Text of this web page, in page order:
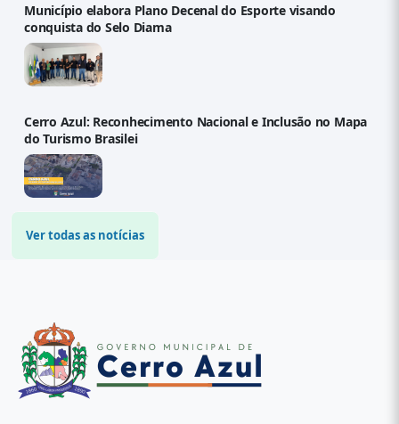
Município elabora Plano Decenal do Esporte visando
conquista do Selo Diama
Cerro Azul: Reconhecimento Nacional e Inclusão no Mapa
do Turismo Brasilei
Ver todas as notícias